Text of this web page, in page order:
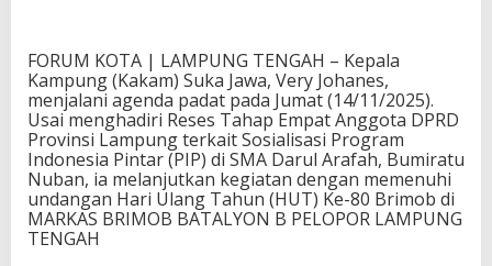
FORUM KOTA | LAMPUNG TENGAH – Kepala
Kampung (Kakam) Suka Jawa, Very Johanes,
menjalani agenda padat pada Jumat (14/11/2025).
Usai menghadiri Reses Tahap Empat Anggota DPRD
Provinsi Lampung terkait Sosialisasi Program
Indonesia Pintar (PIP) di SMA Darul Arafah, Bumiratu
Nuban, ia melanjutkan kegiatan dengan memenuhi
undangan Hari Ulang Tahun (HUT) Ke-80 Brimob di
MARKAS BRIMOB BATALYON B PELOPOR LAMPUNG
TENGAH